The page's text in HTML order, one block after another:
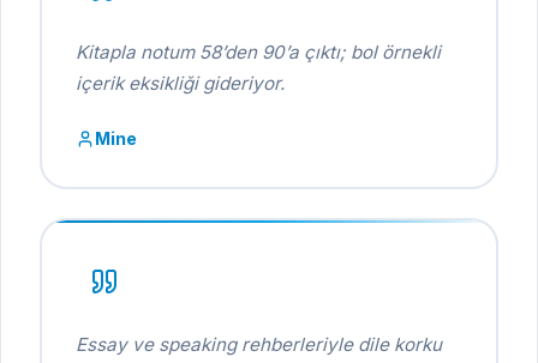
Kitapla notum 58’den 90’a çıktı; bol örnekli
içerik eksikliği gideriyor.
Mine
Essay ve speaking rehberleriyle dile korku